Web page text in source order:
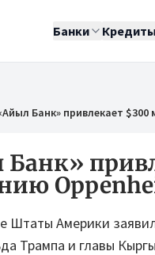
Банки Кредиты
Банк» привлекает
Штаты Америки
Трампа и главы